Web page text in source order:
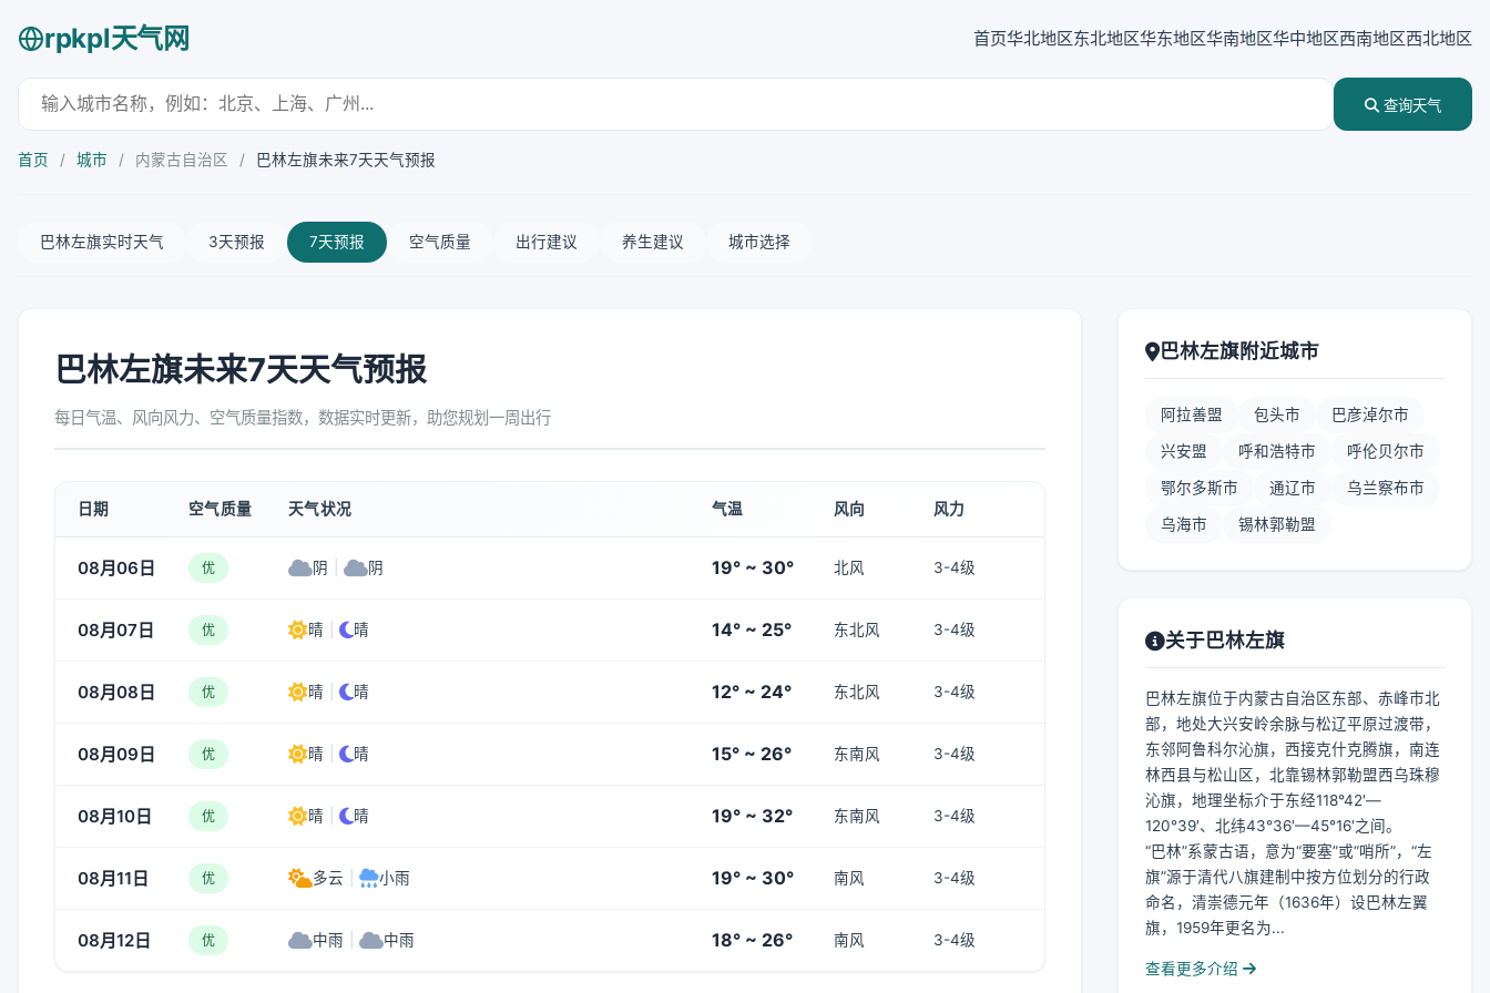
rpkpl天气网 首页华北地区东北地区华东地区华南地区华中地区西南地区西北地区
查询天气
首页 / 城市 / 内蒙古自治区 / 巴林左旗未来7天天气预报
巴林左旗实时天气 3天预报 7天预报 空气质量 出行建议 养生建议 城市选择
巴林左旗未来7天天气预报
每日气温、风向风力、空气质量指数，数据实时更新，助您规划一周出行
日期 空气质量 天气状况 气温 风向 风力
08月06日 优 阴 阴 19° ~ 30° 北风 3-4级
08月07日 优 晴 晴 14° ~ 25° 东北风 3-4级
08月08日 优 晴 晴 12° ~ 24° 东北风 3-4级
08月09日 优 晴 晴 15° ~ 26° 东南风 3-4级
08月10日 优 晴 晴 19° ~ 32° 东南风 3-4级
08月11日 优 多云 小雨 19° ~ 30° 南风 3-4级
08月12日 优 中雨 中雨 18° ~ 26° 南风 3-4级
巴林左旗附近城市
阿拉善盟 包头市 巴彦淖尔市
兴安盟 呼和浩特市 呼伦贝尔市
鄂尔多斯市 通辽市 乌兰察布市
乌海市 锡林郭勒盟
关于巴林左旗
巴林左旗位于内蒙古自治区东部、赤峰市北
部，地处大兴安岭余脉与松辽平原过渡带，
东邻阿鲁科尔沁旗，西接克什克腾旗，南连
林西县与松山区，北靠锡林郭勒盟西乌珠穆
沁旗，地理坐标介于东经118°42′—
120°39′、北纬43°36′—45°16′之间。
“巴林”系蒙古语，意为“要塞”或“哨所”，“左
旗”源于清代八旗建制中按方位划分的行政
命名，清崇德元年（1636年）设巴林左翼
旗，1959年更名为...
查看更多介绍